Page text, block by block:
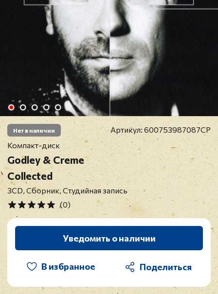
Нет в наличии Артикул: 600753987087CP
Компакт-диск
Godley & Creme
Collected
3CD, Сборник, Студийная запись
(0)
Уведомить о наличии
В избранное